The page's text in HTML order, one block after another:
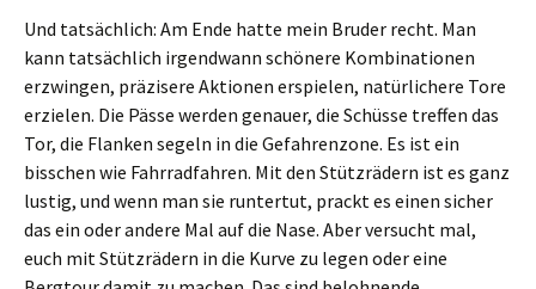
Und tatsächlich: Am Ende hatte mein Bruder recht. Man
kann tatsächlich irgendwann schönere Kombinationen
erzwingen, präzisere Aktionen erspielen, natürlichere Tore
erzielen. Die Pässe werden genauer, die Schüsse treffen das
Tor, die Flanken segeln in die Gefahrenzone. Es ist ein
bisschen wie Fahrradfahren. Mit den Stützrädern ist es ganz
lustig, und wenn man sie runtertut, prackt es einen sicher
das ein oder andere Mal auf die Nase. Aber versucht mal,
euch mit Stützrädern in die Kurve zu legen oder eine